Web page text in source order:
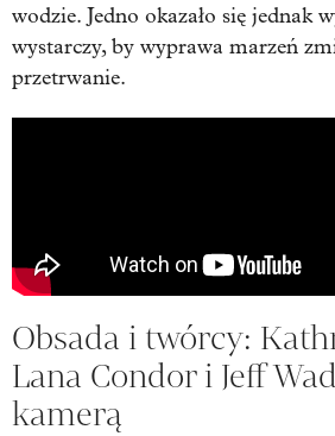
wodzie. Jedno okazało się jednak
wystarczy, by wyprawa marzeń
przetrwanie.
Obsada i twórcy:
Lana Condor i Jeff
kamerą